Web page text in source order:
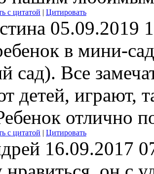
с цитатой | Цитировать
05.09.2019
в мини-
сад). Все
детей, играют,
отлично
с цитатой | Цитировать
16.09.2017